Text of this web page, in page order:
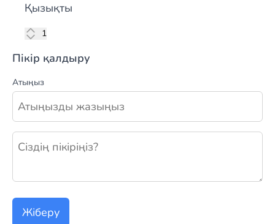
Қызықты
1
лүпіл
Пікір қалдыру
Атыңыз
Жаңа пікір қалдыру
Жіберу